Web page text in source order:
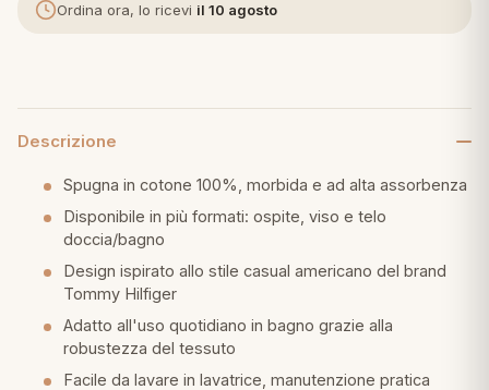
Ordina ora, lo ricevi il 10 agosto
Descrizione
Spugna in cotone 100%, morbida e ad alta assorbenza
Disponibile in più formati: ospite, viso e telo
doccia/bagno
Design ispirato allo stile casual americano del brand
Tommy Hilfiger
Adatto all'uso quotidiano in bagno grazie alla
robustezza del tessuto
Facile da lavare in lavatrice, manutenzione pratica